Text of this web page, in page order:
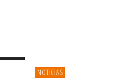
NOTICIAS